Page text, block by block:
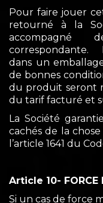
Pour faire jouer
retourné à la
accompagné
dans un
de bonnes
du produit seront
du tarif facturé et
La Société
cachés de la
l’article 1641 du
Article 10- FORCE
Si un cas de force